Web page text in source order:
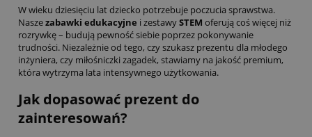
W wieku dziesięciu lat dziecko potrzebuje poczucia sprawstwa.
Naszezabawki edukacyjne i zestawySTEM oferują coś więcej niż
rozrywkę – budują pewność siebie poprzez pokonywanie
trudności. Niezależnie od tego, czy szukasz prezentu dla młodego
inżyniera, czy miłośniczki zagadek, stawiamy na jakość premium,
która wytrzyma lata intensywnego użytkowania.
Jak dopasować prezent do
zainteresowań?